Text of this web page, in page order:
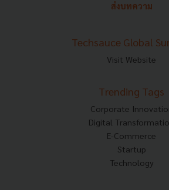
ส่งบทความ
Techsauce Global
Visit Website
Trending Tags
Corporate
Digital
E-Commerce
Startup
Technology